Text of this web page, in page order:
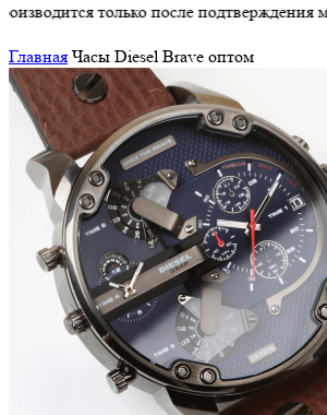
только после подтверждения
Главная Часы Diesel Brave оптом